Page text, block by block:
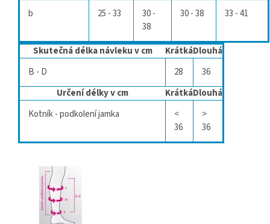
b 25 - 33
30 -
38
30 - 38 33 - 41
Skutečná délka návleku v cm KrátkáDlouhá
B - D
28
36
Určení délky v cm
KrátkáDlouhá
Kotník - podkolení jamka
<
36
>
36